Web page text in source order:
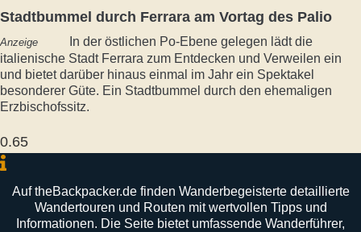
Stadtbummel durch Ferrara am Vortag des Palio
Anzeige
In der östlichen Po-Ebene gelegen lädt die
italienische Stadt Ferrara zum Entdecken und Verweilen ein
und bietet darüber hinaus einmal im Jahr ein Spektakel
besonderer Güte. Ein Stadtbummel durch den ehemaligen
Erzbischofssitz.
Auf theBackpacker.de finden Wanderbegeisterte detaillierte
Wandertouren und Routen mit wertvollen Tipps und
Informationen. Die Seite bietet umfassende Wanderführer,